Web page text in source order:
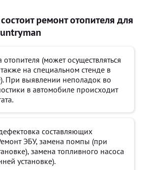
ремонт отопителя для
отопителя (может осуществляться
на специальном стенде в
При выявлении неполадок во
в автомобиле происходит
составляющих
ЭБУ, замена помпы (при
замена топливного насоса
установке).